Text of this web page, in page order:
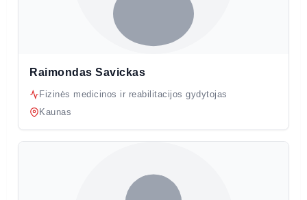
Raimondas Savickas
Fizinės medicinos ir reabilitacijos gydytojas
Kaunas